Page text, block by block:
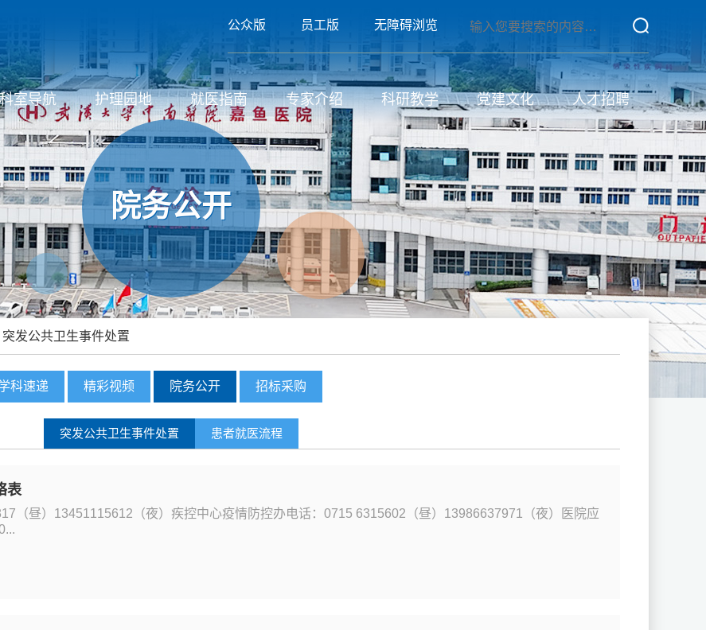
公众版 员工版 无障碍浏览
科室导航 护理园地 就医指南 专家介绍 科研教学 党建文化 人才招聘
院务公开
突发公共卫生事件处置
科速递 精彩视频 院务公开 招标采购
突发公共卫生事件处置 患者就医流程
表
（昼）13451115612（夜）疾控中心疫情防控办电话：0715 6315602（昼）13986637971（夜）医院应